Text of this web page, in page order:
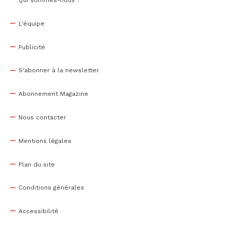
L'équipe
Publicité
S'abonner à la newsletter
Abonnement Magazine
Nous contacter
Mentions légales
Plan du site
Conditions générales
Accessibilité